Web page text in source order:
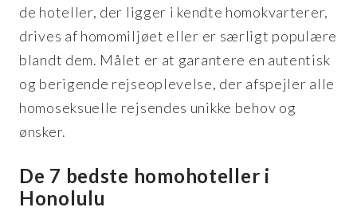
de hoteller, der ligger i kendte homokvarterer,
drives af homomiljøet eller er særligt populære
blandt dem. Målet er at garantere en autentisk
og berigende rejseoplevelse, der afspejler alle
homoseksuelle rejsendes unikke behov og
ønsker.
De 7 bedste homohoteller i
Honolulu